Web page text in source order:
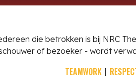
die betrokken is bij NRC
of bezoeker - wordt
TEAMWORK |